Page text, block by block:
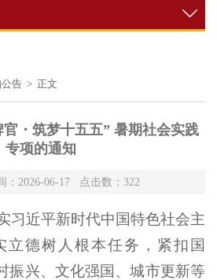
告 > 正文
・筑梦十五五” 暑期社会实践
专项的通知
2026-06-17 点击数： 322
习近平新时代中国特色社会主
立德树人根本任务，紧扣国
振兴、文化强国、城市更新等